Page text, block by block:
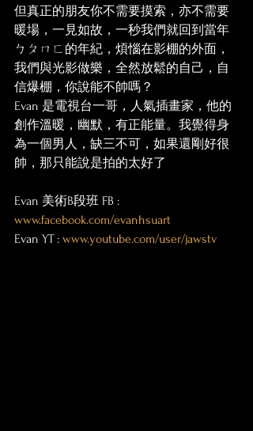
但真正的朋友你不需要摸索，亦不需要
暖場，一見如故，一秒我們就回到當年
ㄅㄆㄇㄈ的年紀，煩惱在影棚的外面，
我們與光影做樂，全然放鬆的自己，自
信爆棚，你說能不帥嗎？
Evan 是電視台一哥，人氣插畫家，他的
創作溫暖，幽默，有正能量。我覺得身
為一個男人，缺三不可，如果還剛好很
帥，那只能說是拍的太好了
Evan 美術B段班 FB :
www.facebook.com/evanhsuart
Evan YT : www.youtube.com/user/jawstv